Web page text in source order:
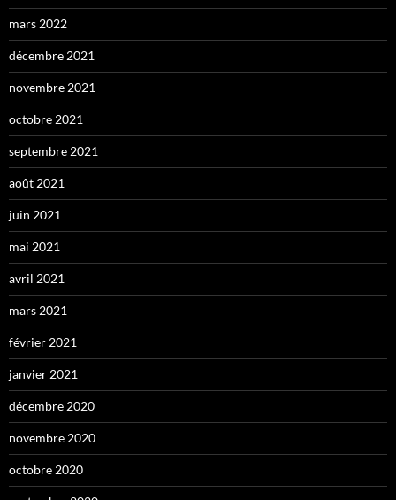
mars 2022
décembre 2021
novembre 2021
octobre 2021
septembre 2021
août 2021
juin 2021
mai 2021
avril 2021
mars 2021
février 2021
janvier 2021
décembre 2020
novembre 2020
octobre 2020